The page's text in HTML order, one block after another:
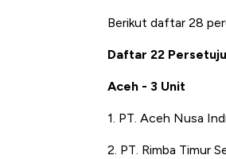
Berikut daftar 28
Daftar 22
Aceh - 3 Unit
1. PT. Aceh Nusa
2. PT. Rimba Timur